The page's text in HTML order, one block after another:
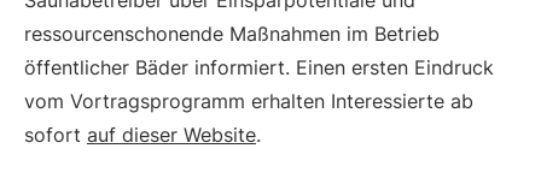
ressourcenschonende Maßnahmen im Betrieb
öffentlicher Bäder informiert. Einen ersten Eindruck
vom Vortragsprogramm erhalten Interessierte ab
sofort auf dieser Website.